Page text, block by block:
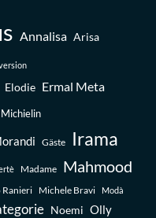
Annalisa Arisa
Elodie Ermal Meta
Gäste Irama
Madame Mahmood
Ranieri Michele Bravi Modà
Noemi Olly